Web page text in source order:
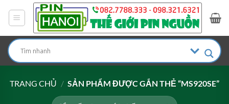
dung
TRANG CHỦ / SẢN PHẨM ĐƯỢC GẮN THẺ “MS920SE”